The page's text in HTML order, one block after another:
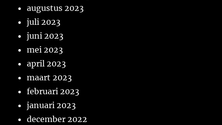
augustus 2023
juli 2023
juni 2023
mei 2023
april 2023
maart 2023
februari 2023
januari 2023
december 2022